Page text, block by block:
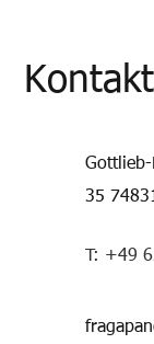
Kontakt
35
T: +49